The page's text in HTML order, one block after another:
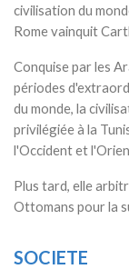
civilisation du
Rome vainquit
Conquise par les
périodes
du monde, la
privilégiée à la
l'Occident et
Plus tard, elle
Ottomans pour la
SOCIETE